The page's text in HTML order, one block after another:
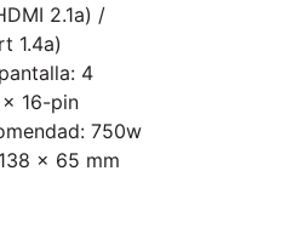
2.1a) /
1.4a)
4
x 16-pin
750w
x 65 mm